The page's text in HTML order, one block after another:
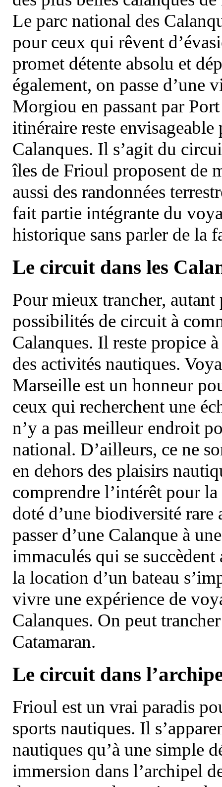
Le parc national des
pour ceux qui rêvent
promet détente absolu et
également, on passe d’une
Morgiou en passant par
itinéraire reste
Calanques. Il s’agit du
îles de Frioul proposent de
aussi des randonnées
fait partie intégrante du
historique sans parler de la
Le circuit dans les
Pour mieux trancher, autant
possibilités de circuit à
Calanques. Il reste propice
des activités nautiques.
Marseille est un honneur
ceux qui recherchent une
n’y a pas meilleur endroit
national. D’ailleurs, ce ne
en dehors des plaisirs
comprendre l’intérêt pour
doté d’une biodiversité
passer d’une Calanque à
immaculés qui se
la location d’un bateau
vivre une expérience de
Calanques. On peut
Catamaran.
Le circuit dans
Frioul est un vrai paradis
sports nautiques. Il
nautiques qu’à une simple
immersion dans l’archipel